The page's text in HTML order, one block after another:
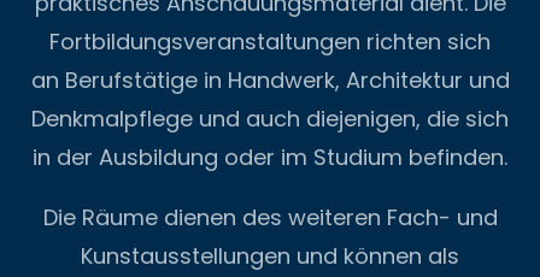
Fortbildungsveranstaltungen richten sich
an Berufstätige in Handwerk, Architektur und
Denkmalpflege und auch diejenigen, die sich
in der Ausbildung oder im Studium befinden.
Die Räume dienen des weiteren Fach- und
Kunstausstellungen und können als